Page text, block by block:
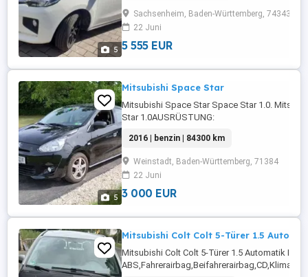
5
...
Sachsenheim, Baden-Württemberg, 74343
22 Juni
5 555 EUR
5
Mitsubishi Space Star
Mitsubishi Space Star Space Star 1.0.
Star 1.0AUSRÜSTUNG:
Fensterheber,E10-
...
2016 | benzin | 84300 km
Weinstadt, Baden-Württemberg, 71384
22 Juni
3 000 EUR
Mitsubishi Colt Colt 5-Türer 1.5
Mitsubishi Colt Colt 5-Türer 1.5 Automatik